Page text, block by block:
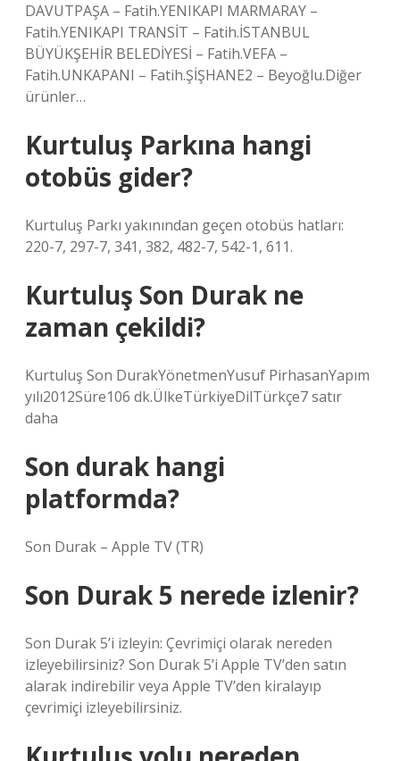
DAVUTPAŞA – Fatih.YENIKAPI MARMARAY –
Fatih.YENIKAPI TRANSİT – Fatih.İSTANBUL
BÜYÜKŞEHİR BELEDİYESİ – Fatih.VEFA –
Fatih.UNKAPANI – Fatih.ŞİŞHANE2 – Beyoğlu.Diğer
ürünler…
Kurtuluş Parkına hangi
otobüs gider?
Kurtuluş Parkı yakınından geçen otobüs hatları:
220-7, 297-7, 341, 382, ​​​​​​​​482-7, 542-1, 611.
Kurtuluş Son Durak ne
zaman çekildi?
Kurtuluş Son DurakYönetmenYusuf PirhasanYapım
yılı2012Süre106 dk.ÜlkeTürkiyeDilTürkçe7 satır
daha
Son durak hangi
platformda?
Son Durak – Apple TV (TR)
Son Durak 5 nerede izlenir?
Son Durak 5’i izleyin: Çevrimiçi olarak nereden
izleyebilirsiniz? Son Durak 5’i Apple TV’den satın
alarak indirebilir veya Apple TV’den kiralayıp
çevrimiçi izleyebilirsiniz.